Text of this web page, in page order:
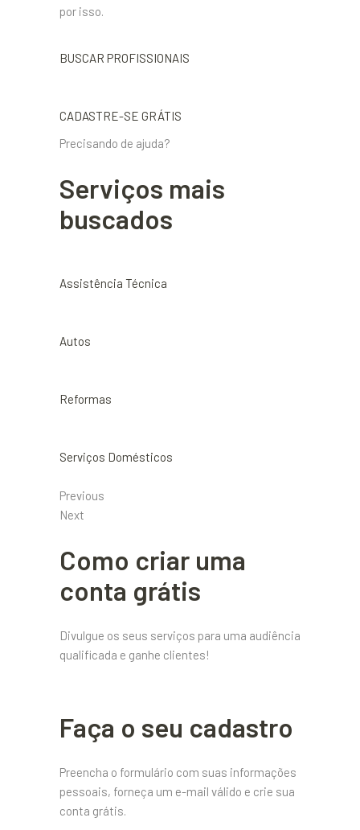
por isso.
BUSCAR PROFISSIONAIS
CADASTRE-SE GRÁTIS
Precisando de ajuda?
Serviços mais
buscados
Assistência Técnica
Autos
Reformas
Serviços Domésticos
Previous
Next
Como criar uma
conta grátis
Divulgue os seus serviços para uma audiência
qualificada e ganhe clientes!
Faça o seu cadastro
Preencha o formulário com suas informações
pessoais, forneça um e-mail válido e crie sua
conta grátis.